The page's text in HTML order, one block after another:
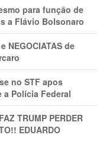
para função de
a Flávio Bolsonaro
NEGOCIATAS de
no STF apos
Polícia Federal
TRUMP PERDER
EDUARDO